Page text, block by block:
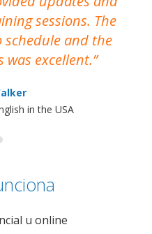
sessions. The
schedule and the
was excellent.
in the USA
u online